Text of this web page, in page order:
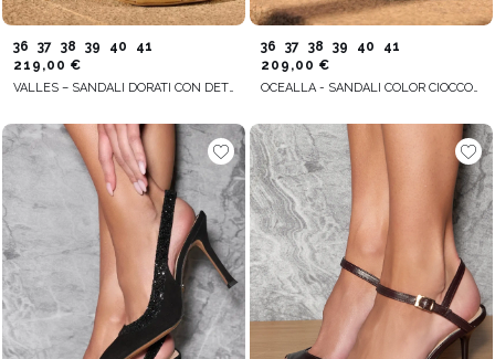
36 37 38 39 40
41
219,00 €
VALLES – SANDALI DORATI CON DETTAGLI TRASPARENTI
36 37 38 39 40
41
209,00 €
OCEALLA - SANDALI COLOR CIOCCOLATO CON FIOCCO E INSERTI TRASPARENTI